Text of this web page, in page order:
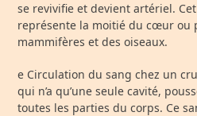
se revivifie et devient artériel.
représente la moitié du cœur ou
mammifères et des oiseaux.
e Circulation du sang chez un
qui n’a qu’une seule cavité,
toutes les parties du corps. Ce